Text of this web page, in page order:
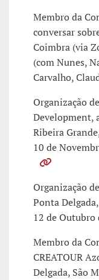
Membro da
conversar
Coimbra (via
(com Nunes,
Carvalho,
Organização
Development,
Ribeira
10 de
Organização
Ponta
12 de Outubro
Membro da
CREATOUR
Delgada, São